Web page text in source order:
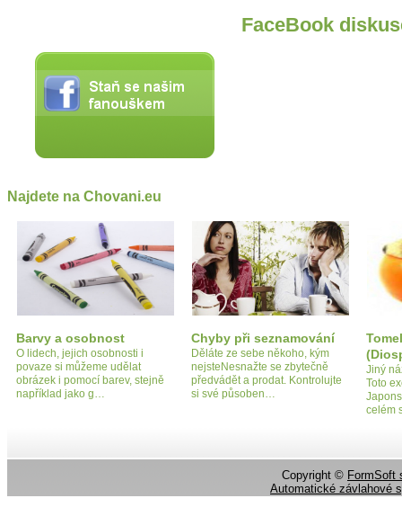
FaceBook
Najdete na Chovani.eu
Barvy a osobnost
O lidech, jejich osobnosti i
povaze si můžeme udělat
obrázek i pomocí barev, stejně
například jako g…
Chyby při seznamování
Děláte ze sebe někoho, kým
nejsteNesnažte se zbytečně
předvádět a prodat. Kontrolujte
si své působen…
Jiný
Toto
celém
Copyright © FormSoft
Automatické závlahové